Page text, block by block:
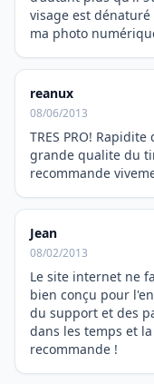
visage est
ma photo
reanux
08/06/2013
TRES PRO!
grande qualite du
recommande
Jean
08/02/2013
Le site internet ne
bien conçu pour
du support et des
dans les temps et
recommande !